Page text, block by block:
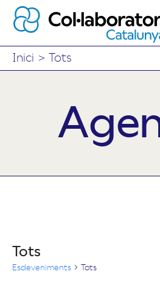
Inici > Tots
Tots
Esdeveniments Tots